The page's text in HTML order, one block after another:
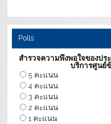
Polls
สำรวจความพึงพอใจของป
บริการศูนย์
5 คะแนน
4 คะแนน
3 คะแนน
2 คะแนน
1 คะแนน